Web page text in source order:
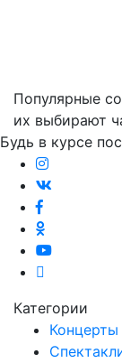
Популярные
их выбирают
Будь в курсе
Категории
Концерты